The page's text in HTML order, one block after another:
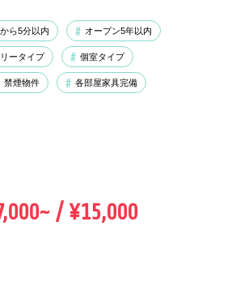
ら5分以内 オープン5年以内
リータイプ 個室タイプ
禁煙物件 各部屋家具完備
/ ¥15,000